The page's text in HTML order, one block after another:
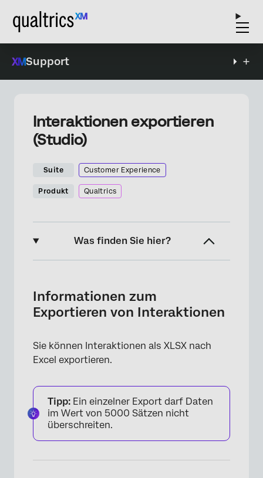
Support
Interaktionen exportieren
(Studio)
Suite Customer Experience
Produkt Qualtrics
Was finden Sie hier?
Interaktionen exportieren
Informationen zum
Exportieren von Interaktionen
Sie können Interaktionen als XLSX nach
Excel exportieren.
Tipp: Ein einzelner Export darf Daten
im Wert von 5000 Sätzen nicht
überschreiten.